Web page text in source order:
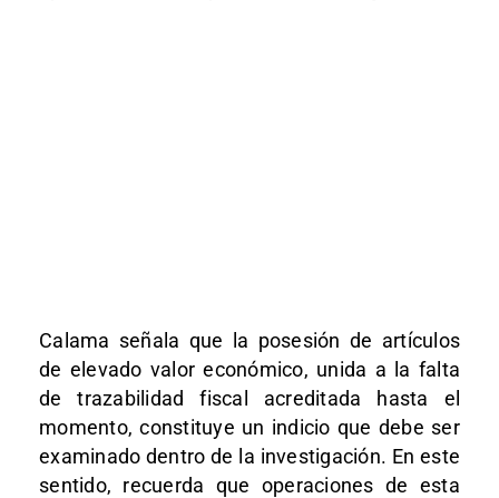
Calama señala que la posesión de artículos
de elevado valor económico, unida a la falta
de trazabilidad fiscal acreditada hasta el
momento, constituye un indicio que debe ser
examinado dentro de la investigación. En este
sentido, recuerda que operaciones de esta